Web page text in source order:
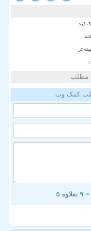
کرد
تر
مطلب
کمک وب
= ۹ بعلاوه ۵